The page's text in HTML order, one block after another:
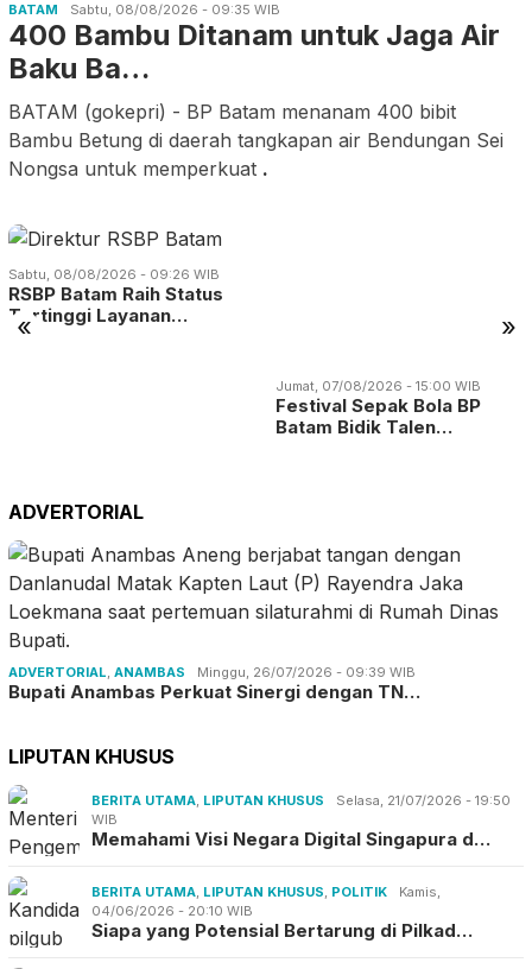
BATAM Sabtu, 08/08/2026 - 09:35 WIB
400 Bambu Ditanam untuk Jaga Air
Baku Ba…
BATAM (gokepri) - BP Batam menanam 400 bibit
Bambu Betung di daerah tangkapan air Bendungan Sei
Nongsa untuk memperkuat .
Sabtu, 08/08/2026 - 09:26 WIB
RSBP Batam Raih Status
Tertinggi Layanan…
ADVERTORIAL
LIPUTAN KHUSUS
BERITA UTAMA,LIPUTAN KHUSUS
Selasa, 21/07/2026 - 19:50
BERITA UTAMA ,LIPUTAN KHUSUS,POLITIK
Kamis,